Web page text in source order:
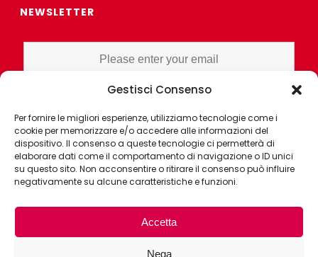
Gestisci Consenso
Per fornire le migliori esperienze, utilizziamo tecnologie come i
cookie per memorizzare e/o accedere alle informazioni del
dispositivo. Il consenso a queste tecnologie ci permetterà di
elaborare dati come il comportamento di navigazione o ID unici
su questo sito. Non acconsentire o ritirare il consenso può influire
negativamente su alcune caratteristiche e funzioni.
Accetta
Nega
NEWSLETTER
THE REGULATION AND GRANT CONSENT FOR PROFILING OR
MARKET RESEARCH PURPOSES ALSO WITH THE AID OF
ELECTRONIC INSTRUMENTS, AIMED AT ANALYZING HABITS OR
CONSUMER CHOICES OF THE INTERESTED PARTY